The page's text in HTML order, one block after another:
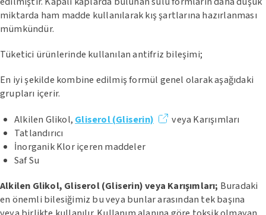
miktarda ham madde kullanılarak kış şartlarına hazırlanması
mümkündür.
Tüketici ürünlerinde kullanılan antifriz bileşimi;
En iyi şekilde kombine edilmiş formül genel olarak aşağıdaki
grupları içerir.
Alkilen Glikol, Gliserol (Gliserin)
veya Karışımları
Tatlandırıcı
İnorganik Klor içeren maddeler
Saf Su
Alkilen Glikol, Gliserol (Gliserin) veya Karışımları; Buradaki
en önemli bilesiğimiz bu veya bunlar arasından tek başına